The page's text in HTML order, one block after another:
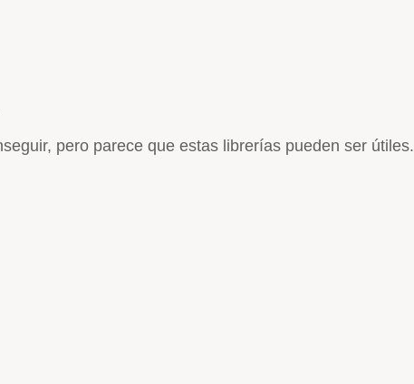
pero parece que estas librerías pueden ser útiles.